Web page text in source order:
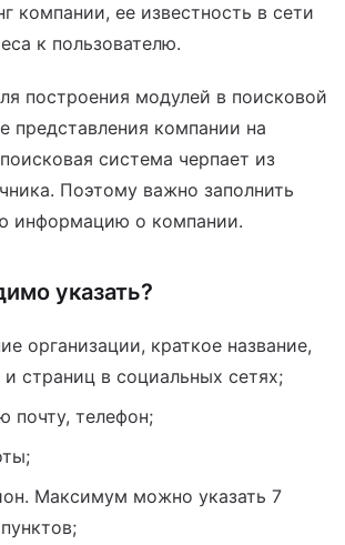
компании, ее известность в сети
к пользователю.
построения модулей в поисковой
представления компании на
система черпает из
Поэтому важно заполнить
информацию о компании.
указать?
организации, краткое название,
и страниц в социальных сетях;
почту, телефон;
Максимум можно указать 7